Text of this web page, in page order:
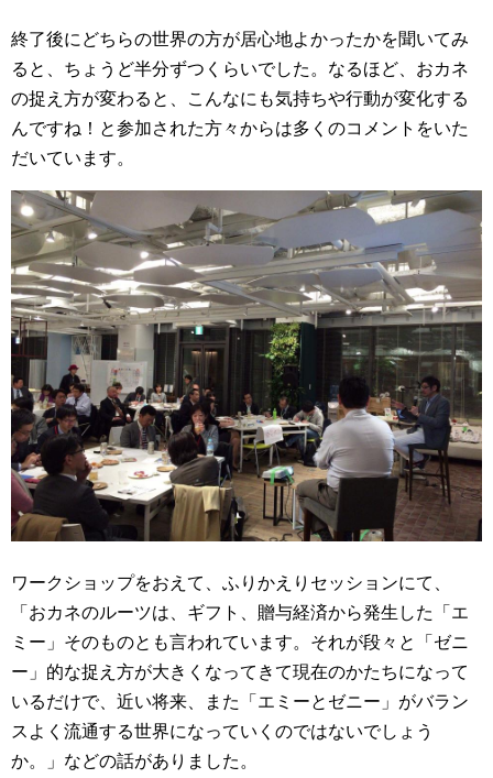
終了後にどちらの世界の方が居心地よかったかを聞いてみ
ると、ちょうど半分ずつくらいでした。なるほど、おカネ
の捉え方が変わると、こんなにも気持ちや行動が変化する
んですね！と参加された方々からは多くのコメントをいた
だいています。
ワークショップをおえて、ふりかえりセッションにて、
「おカネのルーツは、ギフト、贈与経済から発生した「エ
ミー」そのものとも言われています。それが段々と「ゼニ
ー」的な捉え方が大きくなってきて現在のかたちになって
いるだけで、近い将来、また「エミーとゼニー」がバラン
スよく流通する世界になっていくのではないでしょう
か。」などの話がありました。